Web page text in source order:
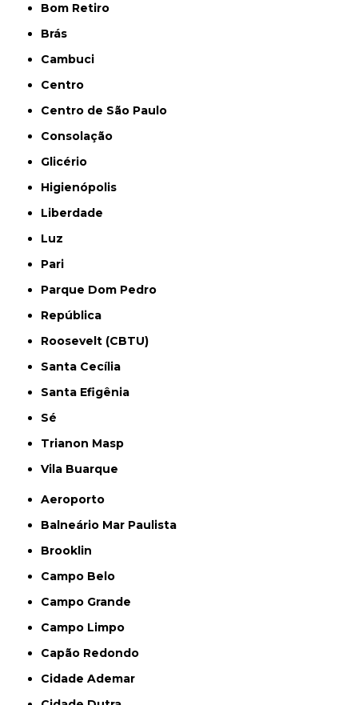
Bom Retiro
Brás
Cambuci
Centro
Centro de São Paulo
Consolação
Glicério
Higienópolis
Liberdade
Luz
Pari
Parque Dom Pedro
República
Roosevelt (CBTU)
Santa Cecília
Santa Efigênia
Sé
Trianon Masp
Vila Buarque
Aeroporto
Balneário Mar Paulista
Brooklin
Campo Belo
Campo Grande
Campo Limpo
Capão Redondo
Cidade Ademar